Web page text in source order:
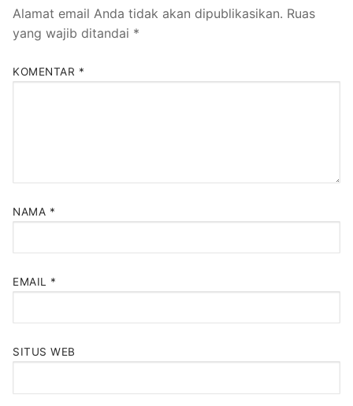
Alamat email Anda tidak akan dipublikasikan. Ruas
yang wajib ditandai *
KOMENTAR *
NAMA *
EMAIL *
SITUS WEB